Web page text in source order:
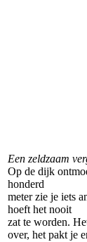
Een zeldzaam
Op de dijk
honderd
meter zie je iets
hoeft het nooit
zat te worden.
over, het pakt je